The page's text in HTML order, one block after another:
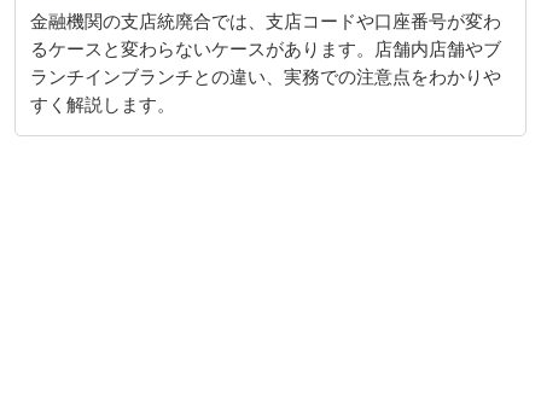
金融機関の支店統廃合では、支店コードや口座番号が変わ
るケースと変わらないケースがあります。店舗内店舗やブ
ランチインブランチとの違い、実務での注意点をわかりや
すく解説します。